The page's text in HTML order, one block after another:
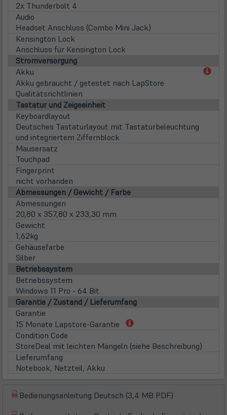
2x Thunderbolt 4
Audio
Headset Anschluss (Combo Mini Jack)
Kensington Lock
Anschluss für Kensington Lock
Stromversorgung
Akku
Akku gebraucht / getestet nach LapStore
Qualitätsrichtlinien
Tastatur und Zeigeeinheit
Keyboardlayout
Deutsches Tastaturlayout mit Tastaturbeleuchtung
und integriertem Ziffernblock
Mausersatz
Touchpad
Fingerprint
nicht vorhanden
Abmessungen / Gewicht / Farbe
Abmessungen
20,80 x 357,80 x 233,30 mm
Gewicht
1,62kg
Gehäusefarbe
Silber
Betriebssystem
Betriebssystem
Windows 11 Pro - 64 Bit
Garantie / Zustand / Lieferumfang
Garantie
15 Monate Lapstore-Garantie
(öffnet
neuem
Condition Code
StoreDeal mit leichten Mängeln (siehe Beschreibung)
Lieferumfang
Notebook, Netzteil, Akku
Bedienungsanleitung Deutsch (3,4 MB PDF)